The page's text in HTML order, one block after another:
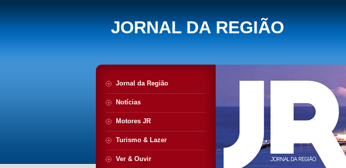
JORNAL DA REGIÃO
Jornal da Região
Notícias
Motores JR
Turismo & Lazer
Ver & Ouvir